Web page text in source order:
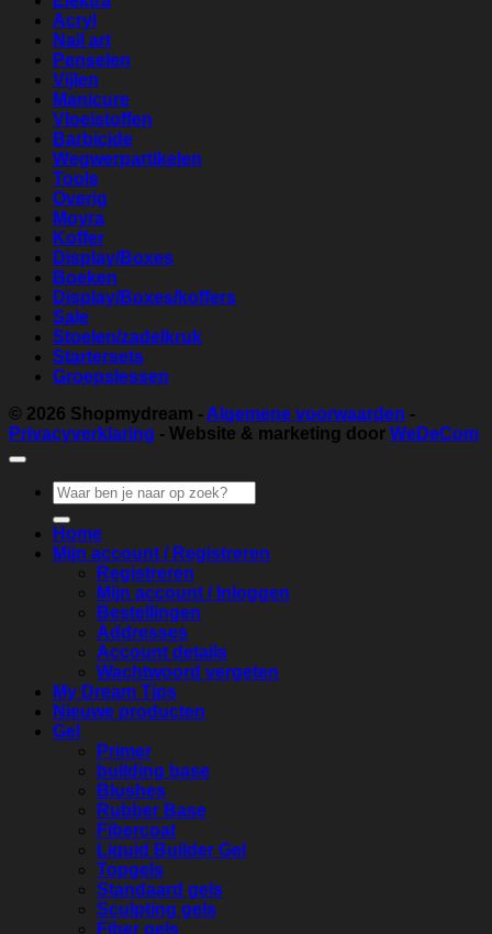
Acryl
Nail art
Penselen
Vijlen
Manicure
Vloeistoffen
Barbicide
Wegwerpartikelen
Tools
Overig
Moyra
Koffer
Display/Boxes
Boeken
Display/Boxes/koffers
Sale
Stoelen/zadelkruk
Startersets
Groepslessen
© 2026 Shopmydream - Algemene voorwaarden -
Privacyverklaring - Website & marketing door WeDeCom
Zoeken
naar:
Home
Mijn account / Registreren
Registreren
Mijn account / Inloggen
Bestellingen
Addresses
Account details
Wachtwoord vergeten
My Dream Tips
Nieuwe producten
Gel
Primer
building base
Blushes
Rubber Base
Fibercoat
Liquid Builder Gel
Topgels
Standaard gels
Sculpting gels
Fiber gels